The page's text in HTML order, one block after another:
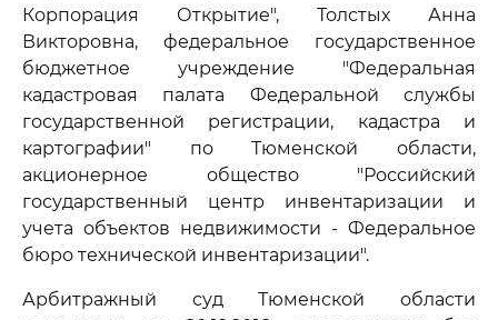
Корпорация Открытие", Толстых Анна
Викторовна, федеральное государственное
бюджетное учреждение "Федеральная
кадастровая палата Федеральной службы
государственной регистрации, кадастра и
картографии" по Тюменской области,
акционерное общество "Российский
государственный центр инвентаризации и
учета объектов недвижимости - Федеральное
бюро технической инвентаризации".
Арбитражный суд Тюменской области